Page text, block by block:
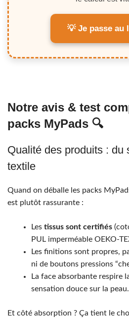
💡 Je passe au
Notre avis & test
packs MyPads 🔍
Qualité des produits : du
textile
Quand on déballe les packs
est plutôt rassurante :
Les tissus sont certifiés
PUL imperméable OEKO-
Les finitions sont propres,
ni de boutons pressions
La face absorbante respire
sensation douce sur la peau.
Et côté absorption ? Ça tient le